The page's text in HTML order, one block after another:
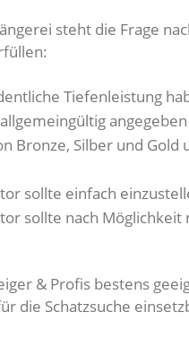
steht die Frage
Tiefenleistung
Bronze, Silber und
sollte einfach
sollte nach
& Profis bestens
die Schatzsuche